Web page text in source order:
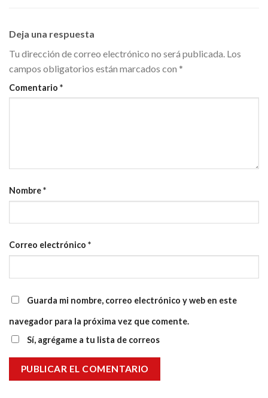
Deja una respuesta
Tu dirección de correo electrónico no será publicada. Los
campos obligatorios están marcados con *
Comentario *
Nombre*
Correo electrónico *
Guarda mi nombre, correo electrónico y web en este
navegador para la próxima vez que comente.
Sí, agrégame a tu lista de correos